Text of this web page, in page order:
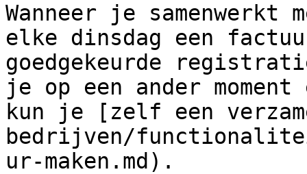
Wanneer je samenwerkt
elke dinsdag een
goedgekeurde
je op een ander
kun je [zelf een
bedrijven/
ur-maken.md).